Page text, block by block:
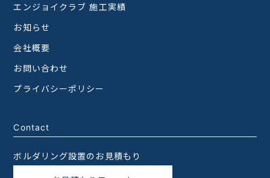
エンジョイクラブ 施工実績
お知らせ
会社概要
お問い合わせ
プライバシーポリシー
Contact
ボルダリング設置のお見積もり